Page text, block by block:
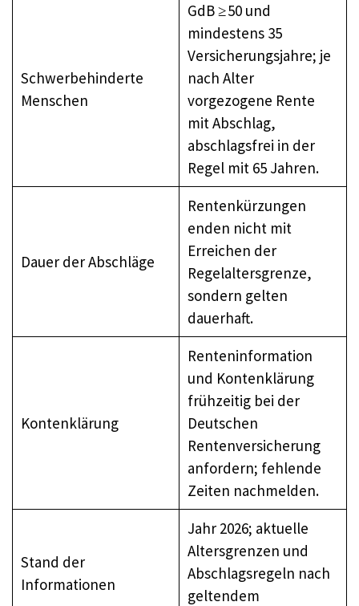
Schwerbehinderte
Menschen
GdB ≥ 50 und
mindestens 35
Versicherungsjahre; je
nach Alter
vorgezogene Rente
mit Abschlag,
abschlagsfrei in der
Regel mit 65 Jahren.
Dauer der Abschläge
Rentenkürzungen
enden nicht mit
Erreichen der
Regelaltersgrenze,
sondern gelten
dauerhaft.
Kontenklärung
Renteninformation
und Kontenklärung
frühzeitig bei der
Deutschen
Rentenversicherung
anfordern; fehlende
Zeiten nachmelden.
Stand der
Informationen
Jahr 2026; aktuelle
Altersgrenzen und
Abschlagsregeln nach
geltendem